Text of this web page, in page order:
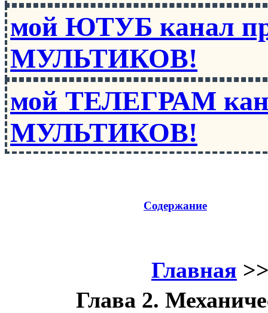
мой ЮТУБ канал
МУЛЬТИКОВ!
мой ТЕЛЕГРАМ
МУЛЬТИКОВ!
Содержание
Главная
Глава 2.